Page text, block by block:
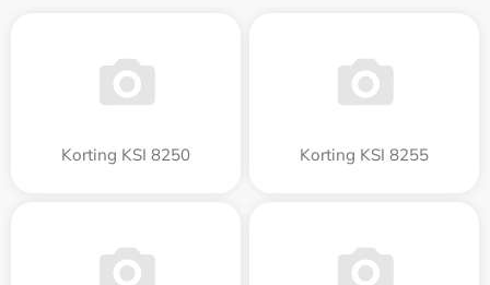
Korting KSI 8250 Korting KSI 8255